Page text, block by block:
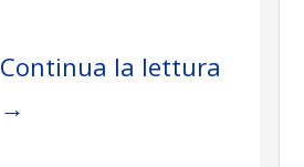
Continua la lettura
→